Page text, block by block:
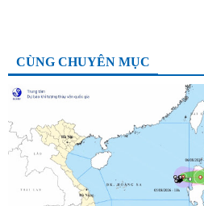
CÙNG CHUYÊN MỤC